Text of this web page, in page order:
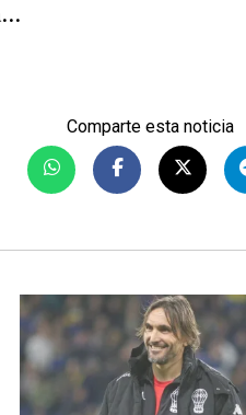
Comparte esta noticia